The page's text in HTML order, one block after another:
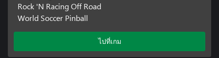
Rock 'N Racing Off Road
World Soccer Pinball
ไปที่เกม